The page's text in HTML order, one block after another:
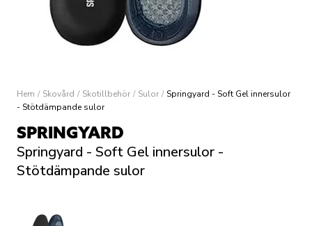
Hem / Skovård / Skotillbehör / Sulor / Springyard - Soft Gel innersulor
- Stötdämpande sulor
SPRINGYARD
Springyard - Soft Gel innersulor -
Stötdämpande sulor